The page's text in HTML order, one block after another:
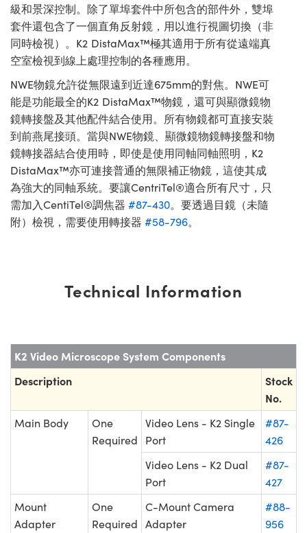
級和景深控制。除了單埠套件中所包含的部件外，雙埠
套件還包含了一個直角反射鏡，用以進行視圖切換（非
同時檢視）。K2 DistaMax™極其適用于所有從遠端真
空室檢視到線上處理控制的各種應用。
NWE物鏡允許從無限遠到近達675mm的對焦。NWE可
能是功能最全的K2 DistaMax™物鏡，還可與顯微鏡物
鏡轉接盤及其他配件結合使用。所有物鏡都可直接安裝
到前燕尾接頭。當與NWE物鏡、顯微鏡物鏡轉接盤和物
鏡轉接器結合使用時，即使是使用同軸同軸照明，K2
DistaMax™亦可連接普通的無限補正物鏡，這使其成
為強大的同軸系統。要讓CentriTel®適合所有尺寸，只
需加入CentiTel®調焦器 #87-430。要透過目鏡（未隨
附）檢視，需要使用轉接器 #58-796。
Technical Information
K2 Video Microscope System Components
Description
Stock
No.
Main Body
One
Required
Video Lens - K2 Single
Port
#87-
426
Video Lens - K2 Dual
Port
#87-
427
Mount
Adapter
One
Required
C-Mount Camera
Adapter
#88-
956